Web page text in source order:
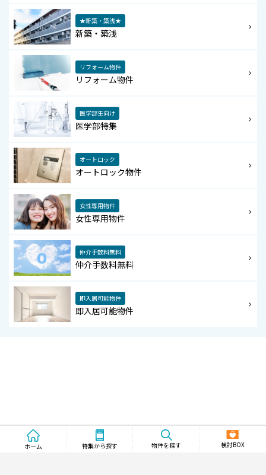
★新築・築浅★
新築・築浅
リフォーム物件
リフォーム物件
医学部生向け
医学部特集
オートロック
オートロック物件
女性専用物件
女性専用物件
仲介手数料無料
仲介手数料無料
即入居可能物件
即入居可能物件
ホーム 特集から探す 物件を探す 検討BOX